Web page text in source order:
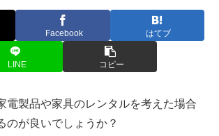
Facebook はてブ
LINE コピー
電製品や家具のレンタルを考えた場合
のが良いでしょうか？